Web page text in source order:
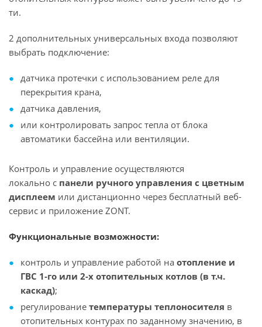
ти.
2 дополнительных универсальных входа позволяют
выбрать подключение:
датчика протечки с использованием реле для
перекрытия крана,
датчика давления,
или контролировать запрос тепла от блока
автоматики бассейна или вентиляции.
Контроль и управление осуществляются
локально с панели ручного управления с цветным
дисплеем или дистанционно через бесплатный веб-
сервис и приложение ZONT.
Функциональные возможности:
контроль и управление работой на отопление и
ГВС 1-го или 2-х отопительных котлов (в т.ч.
каскад);
регулирование температуры теплоносителя в
отопительных контурах по заданному значению, в